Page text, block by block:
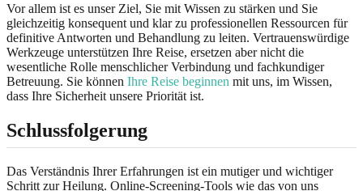
Vor allem ist es unser Ziel, Sie mit Wissen zu stärken und Sie
gleichzeitig konsequent und klar zu professionellen Ressourcen für
definitive Antworten und Behandlung zu leiten. Vertrauenswürdige
Werkzeuge unterstützen Ihre Reise, ersetzen aber nicht die
wesentliche Rolle menschlicher Verbindung und fachkundiger
Betreuung. Sie können Ihre Reise beginnen mit uns, im Wissen,
dass Ihre Sicherheit unsere Priorität ist.
Schlussfolgerung
Das Verständnis Ihrer Erfahrungen ist ein mutiger und wichtiger
Schritt zur Heilung. Online-Screening-Tools wie das von uns